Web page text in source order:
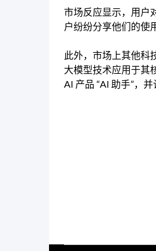
市场反应显示，用户
户纷纷分享他们的使
此外，市场上其他科
大模型技术应用于其
AI 产品 “AI 助手”，